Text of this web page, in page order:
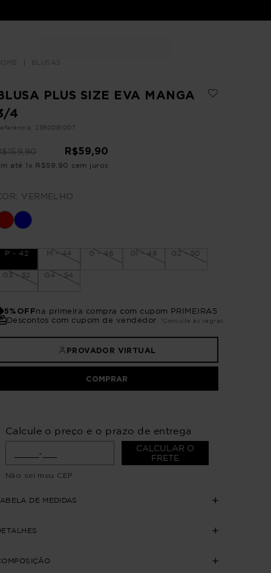
BLUSAS
PLUS SIZE EVA MANGA
4
: 2360081007
159,90 R$59,90
até 1 x R$59 90 sem juros
VERMELHO
P - 42 M - 44 G - 46 G1 - 48 G2 - 50
G3 - 52 G4 - 54
5%OFFna primeira compra com cupom PRIMEIRA5
Descontos com cupom de vendedor
*Consulte as regras
PROVADOR VIRTUAL
COMPRAR
Calcule o preço e o prazo de entrega
CALCULAR O
FRETE
Não sei meu CEP
DE MEDIDAS